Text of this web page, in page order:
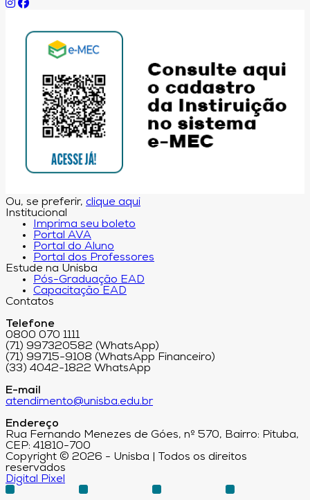
Ou, se preferir, clique aqui
Institucional
Imprima seu boleto
Portal AVA
Portal do Aluno
Portal dos Professores
Estude na Unisba
Pós-Graduação EAD
Capacitação EAD
Contatos
Telefone
0800 070 1111
(71) 997320582 (WhatsApp)
(71) 99715-9108 (WhatsApp Financeiro)
(33) 4042-1822 WhatsApp
E-mail
atendimento@unisba.edu.br
Endereço
Rua Fernando Menezes de Góes, nº 570, Bairro: Pituba,
CEP: 41810-700
Copyright © 2026 - Unisba | Todos os direitos
reservados
Digital Pixel